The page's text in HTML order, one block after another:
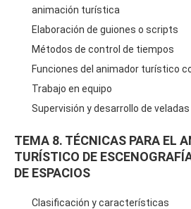
animación turística
Elaboración de guiones o scripts
Métodos de control de tiempos
Funciones del animador turístico
Trabajo en equipo
Supervisión y desarrollo de
TEMA 8. TÉCNICAS PARA EL
TURÍSTICO DE
DE ESPACIOS
Clasificación y características